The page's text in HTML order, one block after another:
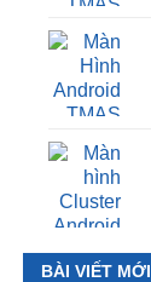
BÀI VIẾT MỚI